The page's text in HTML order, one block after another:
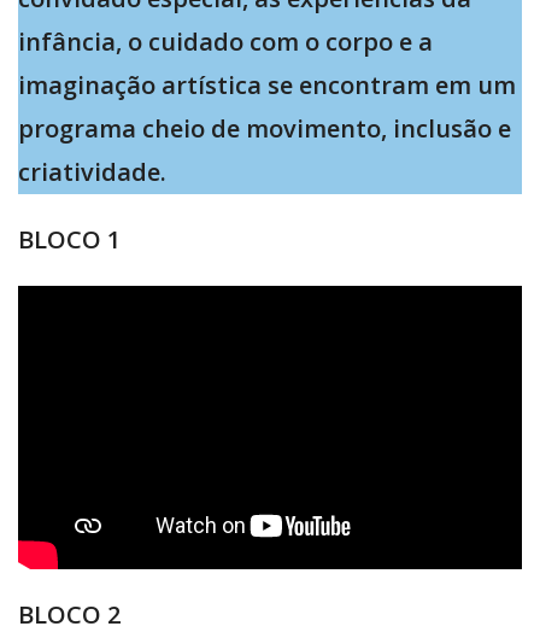
infância, o cuidado com o corpo e a
imaginação artística se encontram em um
programa cheio de movimento, inclusão e
criatividade.
BLOCO 1
BLOCO 2